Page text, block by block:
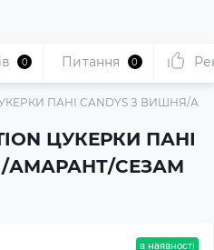
ЦУКЕРКИ ПАНІ CANDYS З ВИШНЯ/
ЦУКЕРКИ ПАНІ
АМАРАНТ/СЕЗАМ
0 Питання 0
в наявності